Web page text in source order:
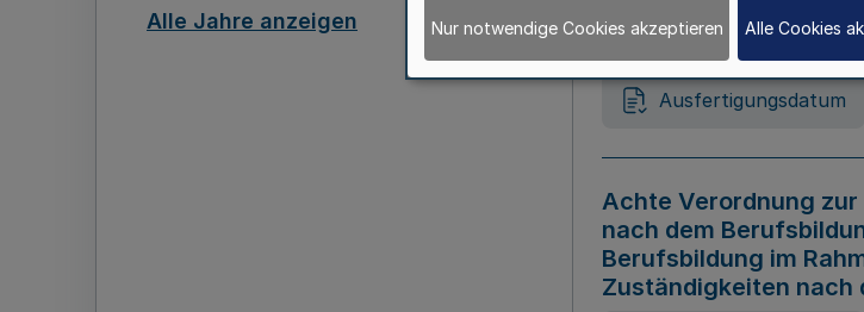
Alle Jahre anzeigen
Gesetz zur Änderung
Ausfertigungsdatum
Achte Verordnung
nach dem
Berufsbildung im
Zuständigkeiten
Nur notwendige Cookies akzeptieren Alle Cookies